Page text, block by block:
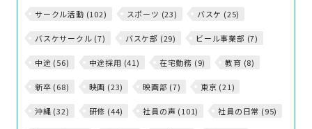
サークル活動 (102) スポーツ (23) バスケ (25)
バスケサークル (7) バスケ部 (29) ビール事業部 (7)
中途 (56) 中途採用 (41) 在宅勤務 (9) 教育 (8)
新卒 (68) 映画 (23) 映画部 (7) 東京 (21)
沖縄 (32) 研修 (44) 社員の声 (101) 社員の日常 (95)